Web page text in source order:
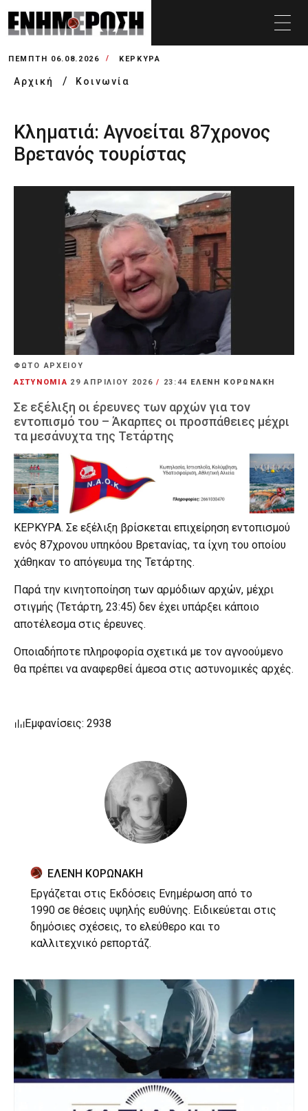
ΠΈΜΠΤΗ 06.08.2026 ΚΕΡΚΥΡΑ
Αρχική Κοινωνία
Κληματιά: Αγνοείται 87χρονος
Βρετανός τουρίστας
ΦΩΤΟ ΑΡΧΕΙΟΥ
ΑΣΤΥΝΟΜΙΑ 29 ΑΠΡΙΛΊΟΥ 2026/ 23:44 ΕΛΕΝΗ ΚΟΡΩΝΑΚΗ
Σε εξέλιξη οι έρευνες των αρχών για τον
εντοπισμό του – Άκαρπες οι προσπάθειες μέχρι
τα μεσάνυχτα της Τετάρτης
ΚΕΡΚΥΡΑ. Σε εξέλιξη βρίσκεται επιχείρηση εντοπισμού
ενός 87χρονου υπηκόου Βρετανίας, τα ίχνη του οποίου
χάθηκαν το απόγευμα της Τετάρτης.
Παρά την κινητοποίηση των αρμόδιων αρχών, μέχρι
στιγμής (Τετάρτη, 23:45) δεν έχει υπάρξει κάποιο
αποτέλεσμα στις έρευνες.
Οποιαδήποτε πληροφορία σχετικά με τον αγνοούμενο
θα πρέπει να αναφερθεί άμεσα στις αστυνομικές αρχές.
Εμφανίσεις: 2938
ΕΛΕΝΗ ΚΟΡΩΝΑΚΗ
Εργάζεται στις Εκδόσεις Ενημέρωση από το
1990 σε θέσεις υψηλής ευθύνης. Ειδικεύεται στις
δημόσιες σχέσεις, το ελεύθερο και το
καλλιτεχνικό ρεπορτάζ.